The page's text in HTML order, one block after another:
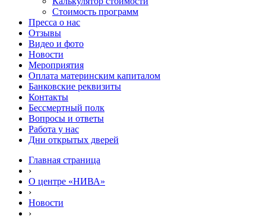
Стоимость программ
Пресса о нас
Отзывы
Видео и фото
Новости
Мероприятия
Оплата материнским капиталом
Банковские реквизиты
Контакты
Бессмертный полк
Вопросы и ответы
Работа у нас
Дни открытых дверей
Главная страница
›
О центре «НИВА»
›
Новости
›